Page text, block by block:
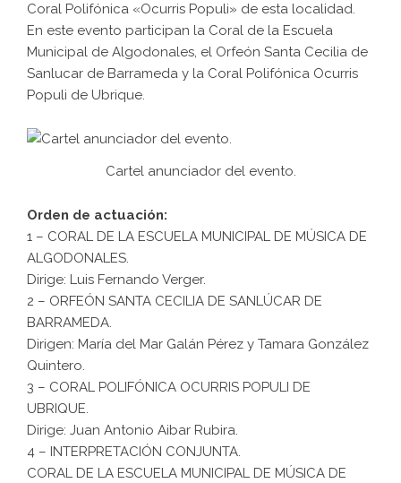
Coral Polifónica «Ocurris Populi» de esta localidad.
En este evento participan la Coral de la Escuela
Municipal de Algodonales, el Orfeón Santa Cecilia de
Sanlucar de Barrameda y la Coral Polifónica Ocurris
Populi de Ubrique.
Cartel anunciador del evento.
Orden de actuación:
1 – CORAL DE LA ESCUELA MUNICIPAL DE MÚSICA DE
ALGODONALES.
Dirige: Luis Fernando Verger.
2 – ORFEÓN SANTA CECILIA DE SANLÚCAR DE
BARRAMEDA.
Dirigen: María del Mar Galán Pérez y Tamara González
Quintero.
3 – CORAL POLIFÓNICA OCURRIS POPULI DE
UBRIQUE.
Dirige: Juan Antonio Aibar Rubira.
4 – INTERPRETACIÓN CONJUNTA.
CORAL DE LA ESCUELA MUNICIPAL DE MÚSICA DE